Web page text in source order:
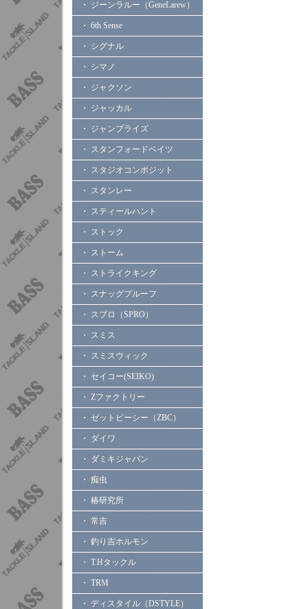
・ ジーンラルー（GeneLarew）
・ 6th Sense
・ シグナル
・ シマノ
・ ジャクソン
・ ジャッカル
・ ジャンプライズ
・ スタンフォードベイツ
・ スタジオコンポジット
・ スタンレー
・ スティールハント
・ ストック
・ ストーム
・ ストライクキング
・ スナッグプルーフ
・ スプロ（SPRO）
・ スミス
・ スミスウィック
・ セイコー(SEIKO)
・ Zファクトリー
・ ゼットビーシー（ZBC）
・ ダイワ
・ ダミキジャパン
・ 痴虫
・ 椿研究所
・ 常吉
・ 釣り吉ホルモン
・ T.Hタックル
・ TRM
・ ディスタイル（DSTYLE）